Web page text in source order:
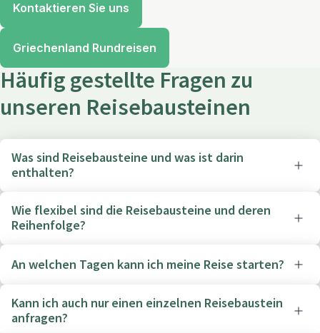
Kontaktieren Sie uns
Griechenland Rundreisen
Häufig gestellte Fragen zu
unseren Reisebausteinen
Was sind Reisebausteine und was ist darin
enthalten?
Wie flexibel sind die Reisebausteine und deren
Reihenfolge?
An welchen Tagen kann ich meine Reise starten?
Kann ich auch nur einen einzelnen Reisebaustein
anfragen?